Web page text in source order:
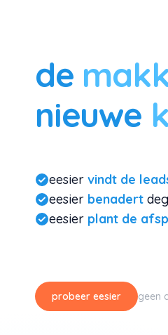
de
nieuwe
eesier vindt de
eesier benadert
eesier plant de
probeer eesier geen